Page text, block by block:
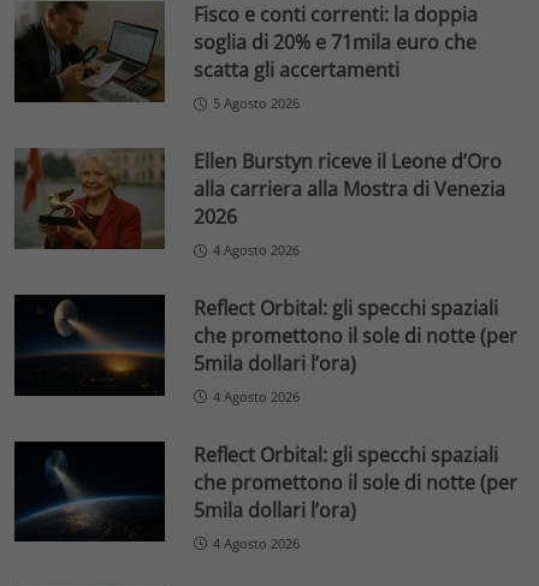
Fisco e conti correnti: la doppia
soglia di 20% e 71mila euro che
scatta gli accertamenti
5 Agosto 2026
Ellen Burstyn riceve il Leone d’Oro
alla carriera alla Mostra di Venezia
2026
4 Agosto 2026
Reflect Orbital: gli specchi spaziali
che promettono il sole di notte (per
5mila dollari l’ora)
4 Agosto 2026
Reflect Orbital: gli specchi spaziali
che promettono il sole di notte (per
5mila dollari l’ora)
4 Agosto 2026